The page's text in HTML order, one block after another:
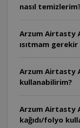
nasıl
Arzum Airtasty
ısıtmam gerekir
Arzum Airtasty
kullanabilirim?
Arzum Airtasty
kağıdı/folyo